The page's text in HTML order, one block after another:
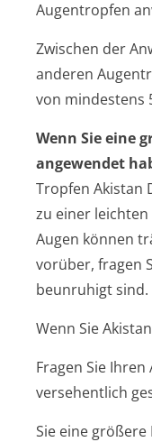
Augentropfen
Zwischen der
anderen
von mindestens
Wenn Sie eine
angewendet
Tropfen Akistan
zu einer
Augen können
vorüber, fragen
beunruhigt sind.
Wenn Sie
Fragen Sie
versehentlich
Sie eine